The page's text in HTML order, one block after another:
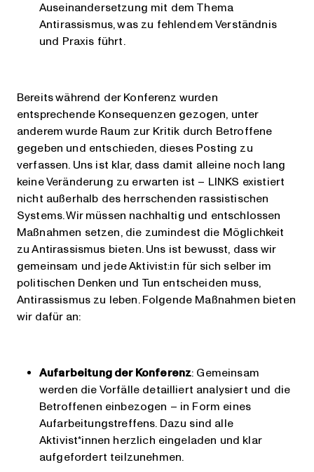
Auseinandersetzung mit dem Thema
Antirassismus, was zu fehlendem Verständnis
und Praxis führt.
Bereits während der Konferenz wurden
entsprechende Konsequenzen gezogen, unter
anderem wurde Raum zur Kritik durch Betroffene
gegeben und entschieden, dieses Posting zu
verfassen. Uns ist klar, dass damit alleine noch lang
keine Veränderung zu erwarten ist – LINKS existiert
nicht außerhalb des herrschenden rassistischen
Systems. Wir müssen nachhaltig und entschlossen
Maßnahmen setzen, die zumindest die Möglichkeit
zu Antirassismus bieten. Uns ist bewusst, dass wir
gemeinsam und jede Aktivist:in für sich selber im
politischen Denken und Tun entscheiden muss,
Antirassismus zu leben. Folgende Maßnahmen bieten
wir dafür an:
Aufarbeitung der Konferenz: Gemeinsam
werden die Vorfälle detailliert analysiert und die
Betroffenen einbezogen – in Form eines
Aufarbeitungstreffens. Dazu sind alle
Aktivist*innen herzlich eingeladen und klar
aufgefordert teilzunehmen.